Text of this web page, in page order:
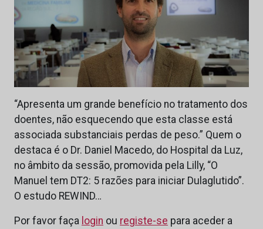
“Apresenta um grande benefício no tratamento dos
doentes, não esquecendo que esta classe está
associada substanciais perdas de peso.” Quem o
destaca é o Dr. Daniel Macedo, do Hospital da Luz,
no âmbito da sessão, promovida pela Lilly, “O
Manuel tem DT2: 5 razões para iniciar Dulaglutido”.
O estudo REWIND…
Por favor faça login ou registe-se para aceder a